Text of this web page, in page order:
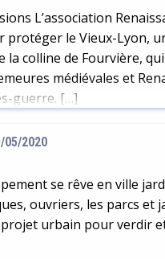
L’association
protéger le Vieux-Lyon,
la colline de Fourvière,
médiévales et
guerre. […]
05/2020
se rêve en ville
ouvriers, les parcs et
urbain pour verdir